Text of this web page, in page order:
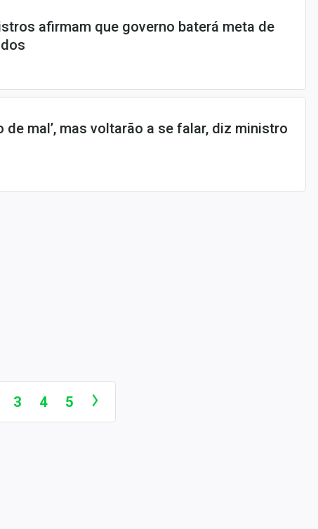
afirmam que governo baterá meta de
de mal’, mas voltarão a se falar, diz ministro
3 4 5